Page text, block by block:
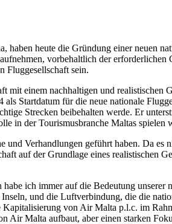
heute die Gründung einer neuen
vorbehaltlich der erforderlichen
Fluggesellschaft sein.
einem nachhaltigen und realistischen
Startdatum für die neue nationale
Strecken beibehalten werde. Er
in der Tourismusbranche Maltas spielen
Verhandlungen geführt haben. Da
auf der Grundlage eines realistischen
ich immer auf die Bedeutung unserer
und die Luftverbindung, die die
von Air Malta p.l.c. im
Air Malta aufbaut, aber einen starken